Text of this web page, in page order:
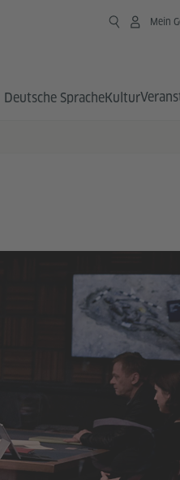
Mein
Deutsche SpracheKultur